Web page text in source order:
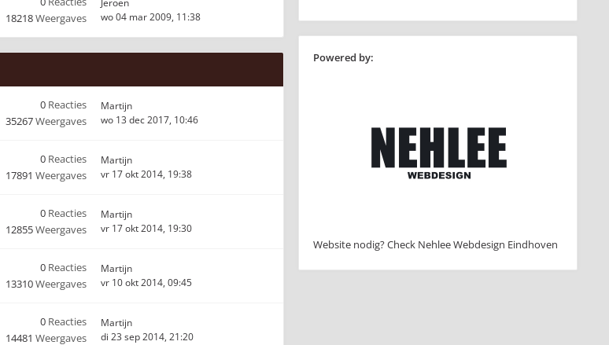
18218Weergaves
Jeroen
wo 04 mar 2009, 11:38
0 Reacties
35267Weergaves
Martijn
wo 13 dec 2017, 10:46
0 Reacties
17891 Weergaves
Martijn
vr 17 okt 2014, 19:38
0 Reacties
12855Weergaves
Martijn
vr 17 okt 2014, 19:30
0 Reacties
13310Weergaves
Martijn
vr 10 okt 2014, 09:45
0 Reacties
14481 Weergaves
Martijn
di 23 sep 2014, 21:20
Powered by:
Website nodig? Check Nehlee Webdesign Eindhoven